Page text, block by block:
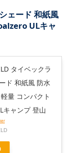
ェード 和紙風
ULキャ
タイベックラ
ド 和紙風 防水
量 コンパクト
ャンプ 登山